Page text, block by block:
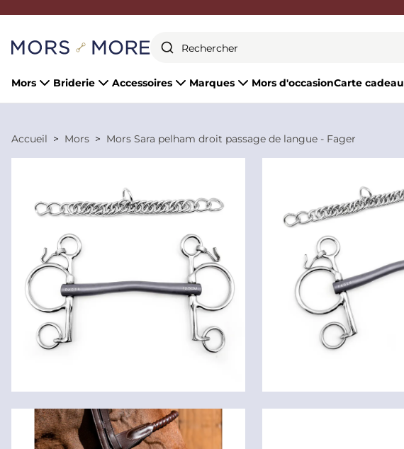
Mors Briderie Accessoires Marques Mors d'occasionCarte cadeau
Accueil Mors Mors Sara pelham droit passage de langue - Fager